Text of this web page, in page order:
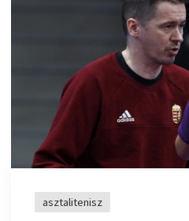
asztalitenisz